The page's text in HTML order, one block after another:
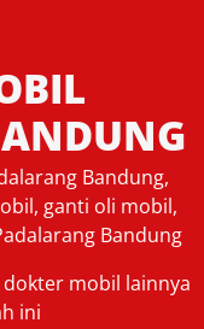
Bandung,
ganti oli mobil,
Bandung
dokter mobil lainnya
ini